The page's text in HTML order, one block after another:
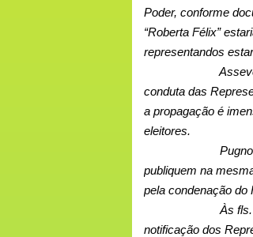
Poder, conforme
“Roberta Félix”
representandos
conduta das
a propagação é
eleitores.
publiquem na
pela condenação do
Às
notificação dos